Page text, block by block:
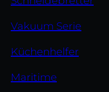
Vakuum Serie
Küchenhelfer
Maritime